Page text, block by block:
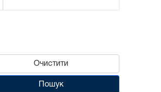
Очистити
Пошук